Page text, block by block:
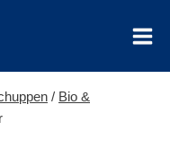
/ Bio &